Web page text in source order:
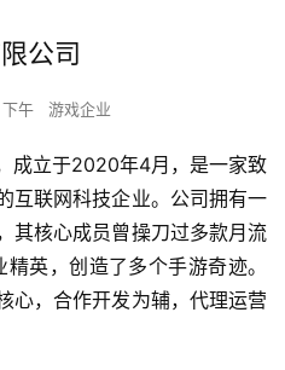
公司
午 游戏企业
成立于2020年4月，是一家致
互联网科技企业。公司拥有一
其核心成员曾操刀过多款月流
英，创造了多个手游奇迹。
心，合作开发为辅，代理运营